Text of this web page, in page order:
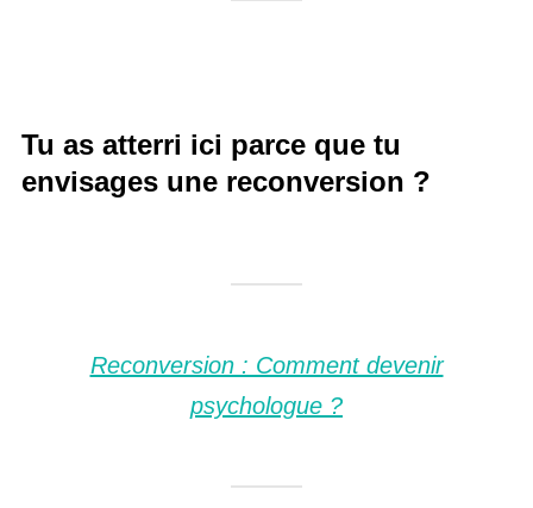
Tu as atterri ici parce que tu
envisages une reconversion ?
Reconversion : Comment devenir
psychologue ?